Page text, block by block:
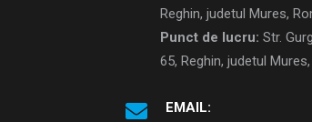
Reghin, judetul Mures,
Punct de lucru: Str.
65, Reghin, judetul
EMAIL: